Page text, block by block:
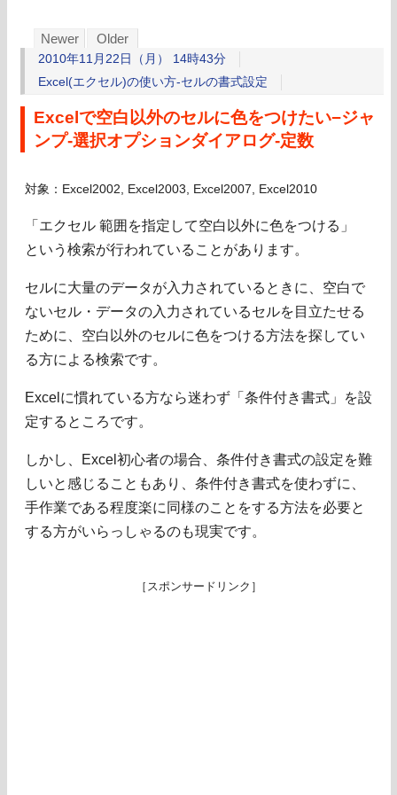
Newer Older
2010年11月22日（月） 14時43分
Excel(エクセル)の使い方-セルの書式設定
Excelで空白以外のセルに色をつけたい−ジャ
ンプ-選択オプションダイアログ-定数
対象：Excel2002, Excel2003, Excel2007, Excel2010
「エクセル 範囲を指定して空白以外に色をつける」
という検索が行われていることがあります。
セルに大量のデータが入力されているときに、空白で
ないセル・データの入力されているセルを目立たせる
ために、空白以外のセルに色をつける方法を探してい
る方による検索です。
Excelに慣れている方なら迷わず「条件付き書式」を設
定するところです。
しかし、Excel初心者の場合、条件付き書式の設定を難
しいと感じることもあり、条件付き書式を使わずに、
手作業である程度楽に同様のことをする方法を必要と
する方がいらっしゃるのも現実です。
［スポンサードリンク］